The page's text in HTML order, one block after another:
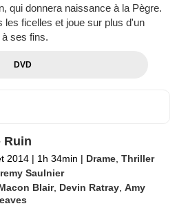
qui donnera naissance à la Pègre.
ficelles et joue sur plus d'un
ses fins.
DVD
Ruin
2014 | 1h 34min | Drame ,Thriller
Saulnier
Blair, Devin Ratray ,Amy